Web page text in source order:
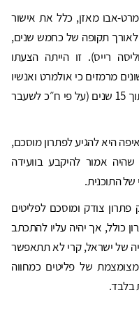
אבו מאזן, כלל את אישור
פלסטיניים לאורך תקופה של כחמש שנים,
רייס). זו הייתה הצעתו
מרמזים כי אולמרט ואנשיו
הסכימו לקליטתם של 100,000 פליטים תוך 15 שנים (על פי ח״כ לשעבר
היא להגיע לפתרון מוסכם,
שהיה אמור להיקבע בוועידה
התוכנית.
פתרון צודק ומוסכם לפליטים
כולל, אך יהיה עליו להתכתב
של ישראל, קרי לא תתאפשר
של פליטים כמחווה
בלבד.